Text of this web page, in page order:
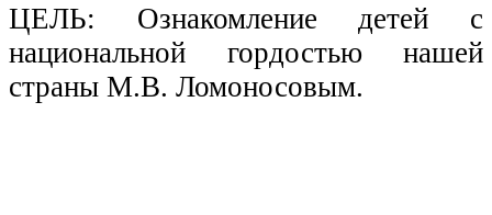
ЦЕЛЬ: Ознакомление детей с
национальной гордостью нашей
страны М.В. Ломоносовым.